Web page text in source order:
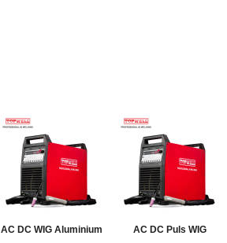
AC DC WIG Aluminium AC DC Puls WIG